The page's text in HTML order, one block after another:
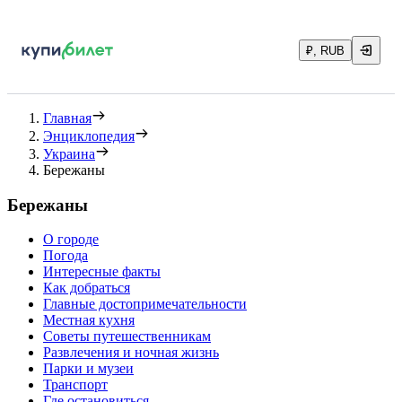
₽, RUB
Главная
Энциклопедия
Украина
Бережаны
Бережаны
О городе
Погода
Интересные факты
Как добраться
Главные достопримечательности
Местная кухня
Советы путешественникам
Развлечения и ночная жизнь
Парки и музеи
Транспорт